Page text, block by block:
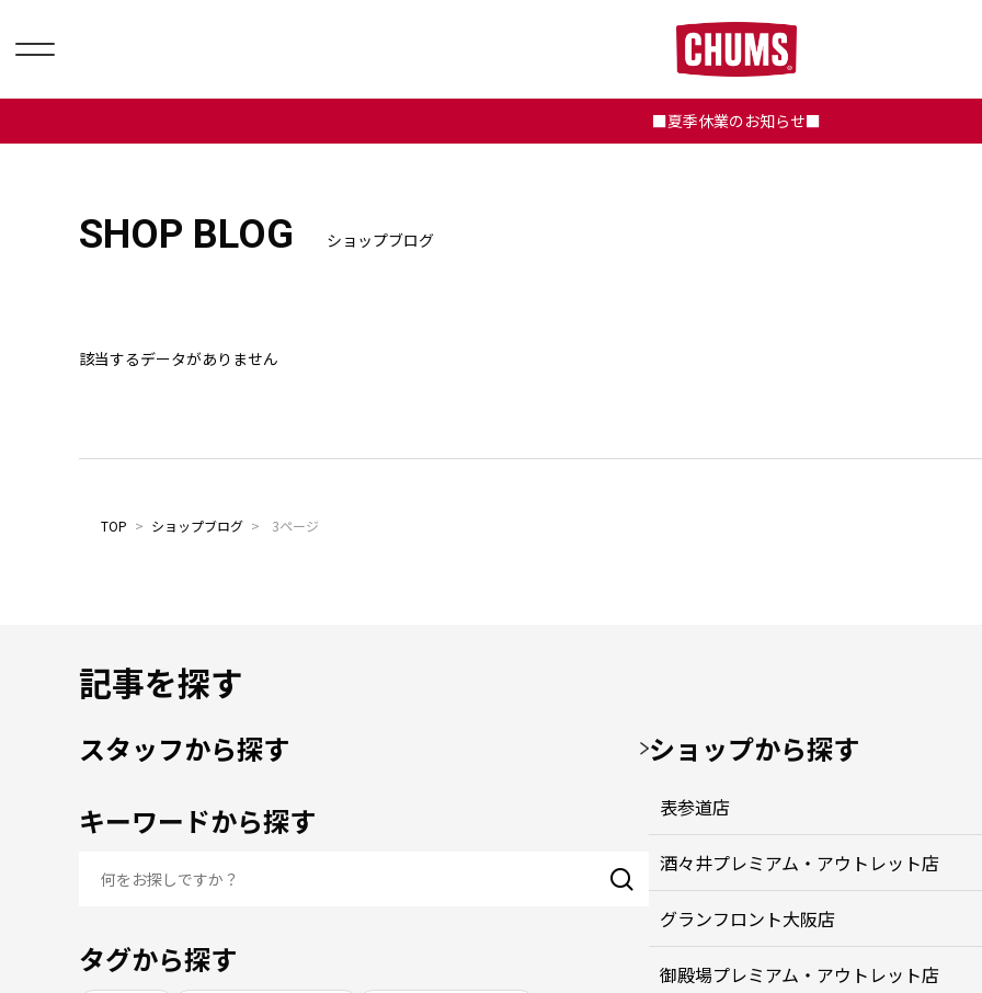
■夏季休業のお知らせ■
SHOP BLOG ショップブログ
該当するデータがありません
TOP > ショップブログ > 3ページ
記事を探す
スタッフから探す
キーワードから探す
タグから探す
ショップから探す
表参道店
酒々井プレミアム・アウトレット店
グランフロント大阪店
御殿場プレミアム・アウトレット店